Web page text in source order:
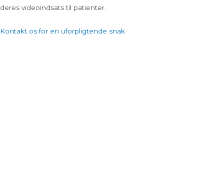
deres videoindsats til patienter.
Kontakt os for en uforpligtende snak